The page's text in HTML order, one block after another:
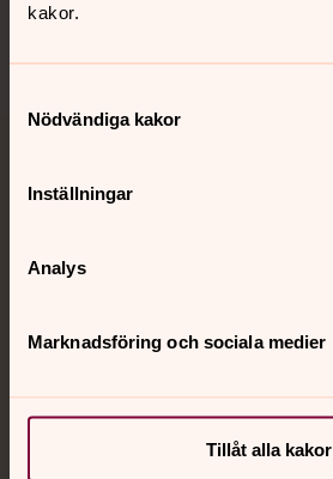
kakor.
Nödvändiga kakor
Inställningar
Analys
Marknadsföring och sociala medier
Tillåt alla kakor
Digitalt brev